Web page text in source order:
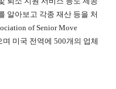
알아보고 각종 재산 등을 처
of Senior Move
며 미국 전역에 500개의 업체